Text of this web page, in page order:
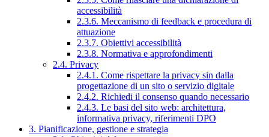
accessibilità
2.3.6. Meccanismo di feedback e procedura di
attuazione
2.3.7. Obiettivi accessibilità
2.3.8. Normativa e approfondimenti
2.4. Privacy
2.4.1. Come rispettare la privacy sin dalla
progettazione di un sito o servizio digitale
2.4.2. Richiedi il consenso quando necessario
2.4.3. Le basi del sito web: architettura,
informativa privacy, riferimenti DPO
3. Pianificazione, gestione e strategia